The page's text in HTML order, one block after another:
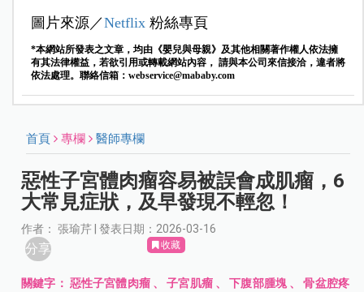
圖片來源／Netflix粉絲專頁
*本網站所發表之文章，均由《嬰兒與母親》及其他相關著作權人依法擁
有其法律權益，若欲引用或轉載網站內容， 請與本公司來信接洽，違者將
依法處理。聯絡信箱： webservice@mababy.com
首頁 專欄 醫師專欄
惡性子宮體肉瘤容易被誤會成肌瘤，6
大常見症狀，及早發現不輕忽！
作者： 張瑜芹 | 發表日期：2026-03-16
分享 收藏
關鍵字： 惡性子宮體肉瘤、子宮肌瘤、下腹部腫塊、骨盆腔疼